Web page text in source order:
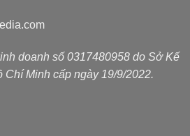
doanh số 0317480958 do Sở Kế
Minh cấp ngày 19/9/2022.